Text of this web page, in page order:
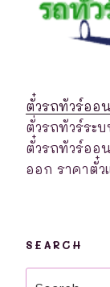
ตั๋วรถทัวร์ออ
ตั่วรถทัวร์ระ
ตั๋วรถทัวร์ออ
ออก ราคาตั๋ว
SEARCH